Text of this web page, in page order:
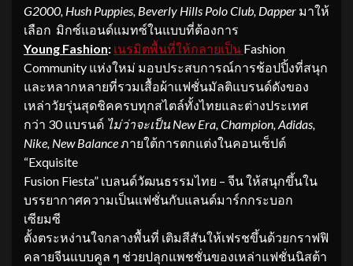
G2000, Hush Puppies, Beverly Hills Polo Club, Dapper มาให้
เลือก มิกซ์แอนด์แมทซ์ในแบบที่ต้องการ
Young Fashion: เนรมิตพื้นที่ให้กลายเป็น Fashion
Community แห่งใหม่ มอบประสบการณ์การช้อปปิ้งที่สนุก
และหลากหลายที่รวมเสื้อผ้าแฟชั่นมัลติแบรนด์ดังของ
เหล่าวัยรุ่นสุดชิคครบทุกสไตล์ทั้งไทยและต่างประเทศ
กว่า 30 แบรนด์ ไม่ว่าจะเป็น New Era, Champion, Adidas,
Nike, New Balanceภายใต้การตกแต่งในคอนเซ็ปต์
“Exquisite
Fusion Fiesta” เบลนด์วัฒนธรรมไทย – จีน ให้สนุกขึ้นใน
บรรยากาศความเป็นแฟชั่นกับแลนด์มาร์กกระบอก
เซียมซี
ตั้งตระหง่านใจกลางพื้นที่ เติมสีสันให้เฟรชขึ้นด้วยกราฟฟิ
คลายจีนแบบคูล ๆ ช่วยปลุกแพชชั่นของเหล่าแฟชั่นนิสต้า